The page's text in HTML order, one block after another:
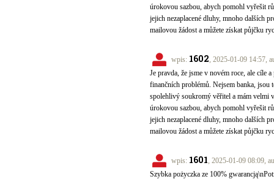
úrokovou sazbou, abych pomohl vyřešit
jejich nezaplacené dluhy, mnoho dalších
mailovou žádost a můžete získat půjčku
wpis: 1602, 2025-01-09 14:57,
Je pravda, že jsme v novém roce, ale cíle
finančních problémů. Nejsem banka, jsou
spolehlivý soukromý věřitel a mám velmi
úrokovou sazbou, abych pomohl vyřešit
jejich nezaplacené dluhy, mnoho dalších
mailovou žádost a můžete získat půjčku
wpis: 1601, 2025-01-09 08:09,
Szybka pożyczka ze 100%